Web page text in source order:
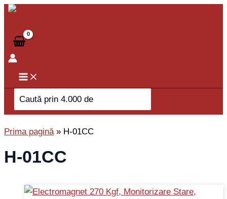
Skip
content
Search
for:
Prima pagină» H-01CC
H-01CC